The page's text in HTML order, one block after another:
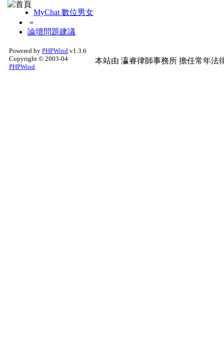
MyChat 數位男女
»
論壇問題建議
Powered by PHPWind v1.3.6
Copyright © 2003-04
PHPWind
本站由 瀛睿律師事務所 擔任常年法